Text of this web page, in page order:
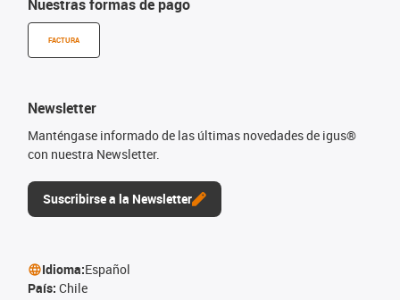
Nuestras formas de pago
FACTURA
Newsletter
Manténgase informado de las últimas novedades de igus®
con nuestra Newsletter.
Suscribirse a la Newsletter
Idioma:Español
País: Chile